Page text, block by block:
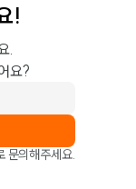
!
.
요?
문의해주세요.